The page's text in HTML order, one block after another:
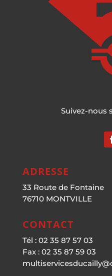
Suivez-nous
ADRESSE
33 Route de Fontaine
76710 MONTVILLE
CONTACT
Tél : 02 35 87 57 03
Fax : 02 35 87 59 03